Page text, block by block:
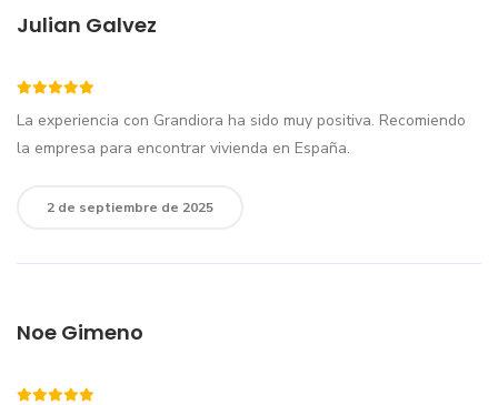
Julian Galvez
La experiencia con Grandiora ha sido muy positiva. Recomiendo
la empresa para encontrar vivienda en España.
2 de septiembre de 2025
Noe Gimeno